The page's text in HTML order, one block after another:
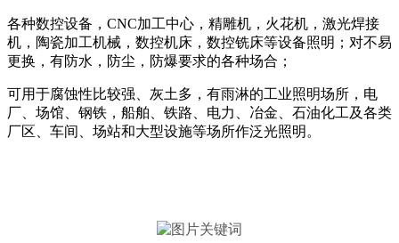
各种数控设备，CNC加工中心，精雕机，火花机，激光焊接
机，陶瓷加工机械，数控机床，数控铣床等设备照明；对不易
更换，有防水，防尘，防爆要求的各种场合；
可用于腐蚀性比较强、灰土多，有雨淋的工业照明场所，电
厂、场馆、钢铁，船舶、铁路、电力、冶金、石油化工及各类
厂区、车间、场站和大型设施等场所作泛光照明。